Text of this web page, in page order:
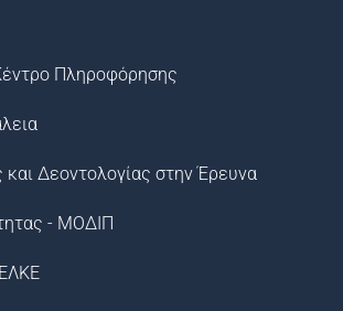
Πληροφόρησης
και Δεοντολογίας στην Έρευνα
- ΜΟΔΙΠ